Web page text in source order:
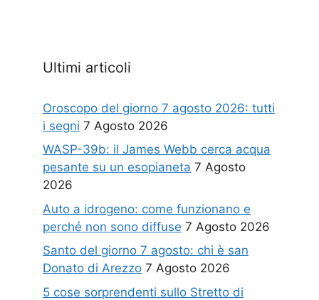
Ultimi articoli
Oroscopo del giorno 7 agosto 2026: tutti
i segni 7 Agosto 2026
WASP-39b: il James Webb cerca acqua
pesante su un esopianeta 7 Agosto
2026
Auto a idrogeno: come funzionano e
perché non sono diffuse 7 Agosto 2026
Santo del giorno 7 agosto: chi è san
Donato di Arezzo 7 Agosto 2026
5 cose sorprendenti sullo Stretto di